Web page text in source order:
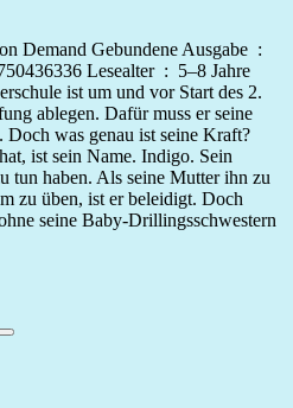
ist um und vor Start des 2.
ablegen. Dafür muss er seine
was genau ist seine Kraft?
ist sein Name. Indigo. Sein
tun haben. Als seine Mutter ihn zu
zu üben, ist er beleidigt. Doch
seine Baby-Drillingsschwestern
Suchen